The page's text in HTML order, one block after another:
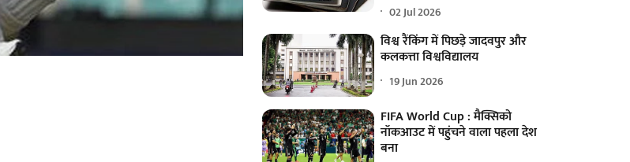
02 Jul 2026
विश्व रैंकिंग में पिछड़े जादवपुर और
कलकत्ता विश्वविद्यालय
19 Jun 2026
FIFA World Cup : मैक्सिको
नॉकआउट में पहुंचने वाला पहला देश
बना